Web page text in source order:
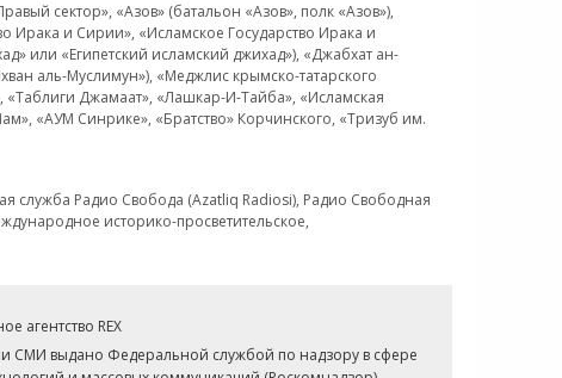
сектор», «Азов» (батальон «Азов», полк «Азов»),
Ирака и Сирии», «Исламское Государство Ирака и
или «Египетский исламский джихад»), «Джабхат ан-
аль-Муслимун»), «Меджлис крымско-татарского
«Таблиги Джамаат», «Лашкар-И-Тайба», «Исламская
«АУМ Синрике», «Братство» Корчинского, «Тризуб им.
служба Радио Свобода (Azatliq Radiosi), Радио Свободная
историко-просветительское,
агентство REX
СМИ выдано Федеральной службой по надзору в сфере